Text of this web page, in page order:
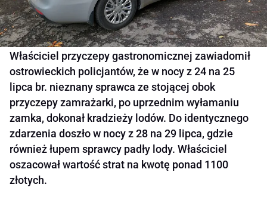
Właściciel przyczepy gastronomicznej zawiadomił
ostrowieckich policjantów, że w nocy z 24 na 25
lipca br. nieznany sprawca ze stojącej obok
przyczepy zamrażarki, po uprzednim wyłamaniu
zamka, dokonał kradzieży lodów. Do identycznego
zdarzenia doszło w nocy z 28 na 29 lipca, gdzie
również łupem sprawcy padły lody. Właściciel
oszacował wartość strat na kwotę ponad 1100
złotych.